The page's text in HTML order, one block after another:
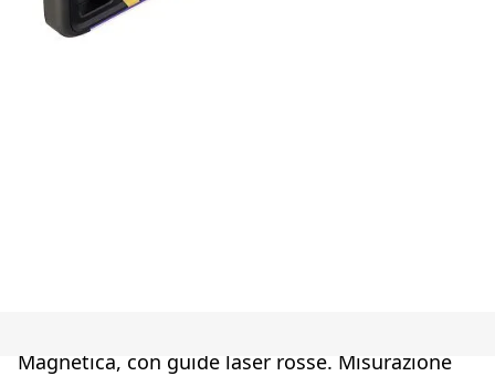
Magnetica, con guide laser rosse. Misurazione